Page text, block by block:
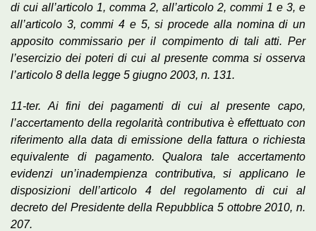
di cui all’articolo 1, comma 2, all’articolo 2, commi 1 e 3, e
all’articolo 3, commi 4 e 5, si procede alla nomina di un
apposito commissario per il compimento di tali atti. Per
l’esercizio dei poteri di cui al presente comma si osserva
l’articolo 8 della legge 5 giugno 2003, n. 131.
11-ter. Ai fini dei pagamenti di cui al presente capo,
l’accertamento della regolarità contributiva è effettuato con
riferimento alla data di emissione della fattura o richiesta
equivalente di pagamento. Qualora tale accertamento
evidenzi un’inadempienza contributiva, si applicano le
disposizioni dell’articolo 4 del regolamento di cui al
decreto del Presidente della Repubblica 5 ottobre 2010, n.
207.